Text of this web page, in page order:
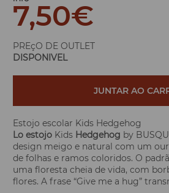
7,50€
PREçO DE OUTLET
DISPONIVEL
JUNTAR AO
Estojo escolar Kids Hedgehog
Lo estojo Kids Hedgehog by
design meigo e natural com um
de folhas e ramos coloridos. O
uma floresta cheia de vida, com
flores. A frase “Give me a hug”